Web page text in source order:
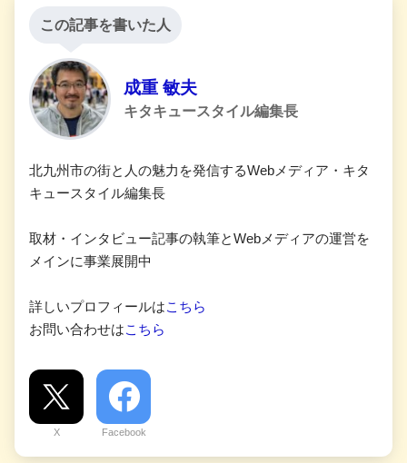
この記事を書いた人
成重 敏夫
キタキュースタイル編集長
北九州市の街と人の魅力を発信するWebメディア・キタ
キュースタイル編集長
取材・インタビュー記事の執筆とWebメディアの運営を
メインに事業展開中
詳しいプロフィールはこちら
お問い合わせはこちら
X Facebook